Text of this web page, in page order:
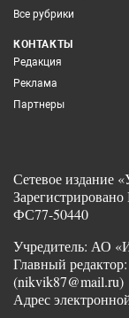
Все рубрики
КОНТАКТЫ
Редакция
Реклама
Партнеры
Сетевое издание
ФС77-50440
Учредитель: АО
Главный
(nikvik87@mail.ru)
Адрес